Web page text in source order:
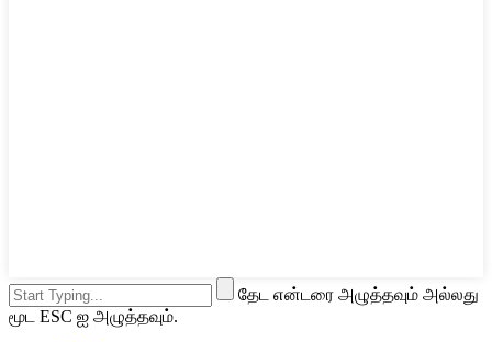
தேட என்டரை அழுத்தவும் அல்லது
மூட ESC ஐ அழுத்தவும்.